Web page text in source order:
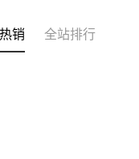
销 全站排行